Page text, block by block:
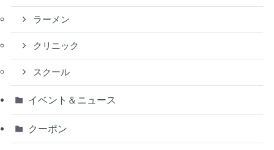
ラーメン
クリニック
スクール
イベント＆ニュース
クーポン